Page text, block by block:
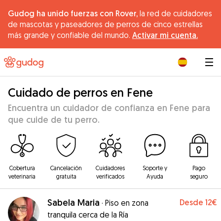
Gudog ha unido fuerzas con Rover, la red de cuidadores
de mascotas y paseadores de perros de cinco estrellas
más grande y confiable del mundo. Activar mi cuenta.
Cuidado de perros en Fene
Encuentra un cuidador de confianza en Fene para
que cuide de tu perro.
Cobertura
veterinaria
Cancelación
gratuita
Cuidadores
verificados
Soporte y
Ayuda
Pago
seguro
Sabela Maria · Piso en zona
tranquila cerca de la Ría
Desde 12€